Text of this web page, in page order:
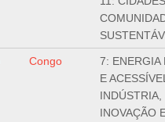
Congo
7: ENERGIA
E
INDÚSTRIA,
INOVAÇÃO